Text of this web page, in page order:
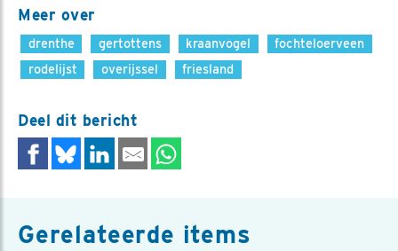
Meer over
drenthe gertottens kraanvogel
fochteloerveen
rodelijst
overijssel friesland
Deel dit bericht
Gerelateerde items